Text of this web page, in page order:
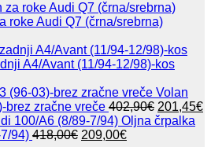
roke Audi Q7 (črna/srebrna)
A4/Avant (11/94-12/98)-kos
Volan
brez zračne vreče 402,90€ Izvirna
cena
201,45€
Oljna črpalka
94) 418,00€ Izvirna
209,00€Trenutna